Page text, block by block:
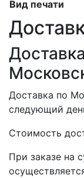
Вид печати
Доставка по
следующий
Стоимость
При заказе на